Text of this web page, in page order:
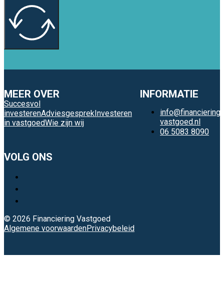
MEER OVER
Succesvol
investerenAdviesgesprekInvesteren
in vastgoedWie zijn wij
INFORMATIE
info@financiering-
vastgoed.nl
06 5083 8090
VOLG ONS
© 2026 Financiering Vastgoed
Algemene voorwaardenPrivacybeleid